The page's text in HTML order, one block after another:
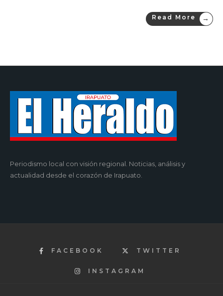
Read More →
Periodismo local con visión regional. Noticias, análisis y
actualidad desde el corazón de Irapuato.
FACEBOOK TWITTER
INSTAGRAM